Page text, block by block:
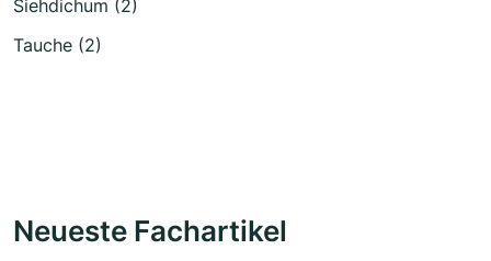
Siehdichum (2)
Tauche (2)
Neueste Fachartikel